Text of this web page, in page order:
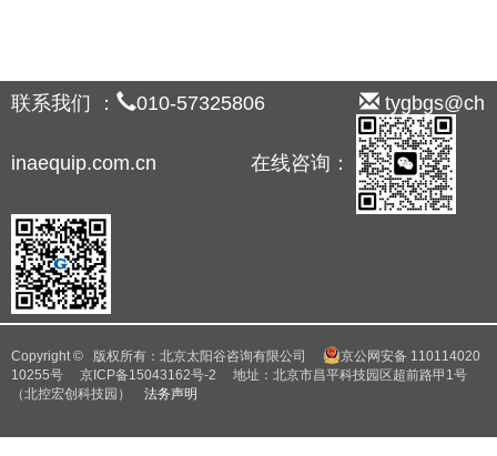
联系我们 ： 010-57325806 tygbgs@ch
inaequip.com.cn 在线咨询：
Copyright © 版权所有：北京太阳谷咨询有限公司
京公网安备 110114020
10255号
京ICP备15043162号-2 地址：北京市昌平科技园区超前路甲1号
（北控宏创科技园） 法务声明